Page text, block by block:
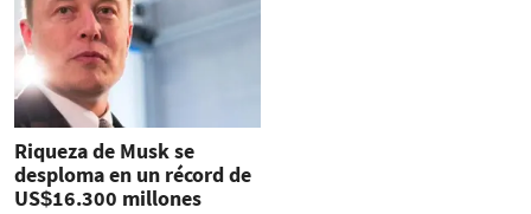
Riqueza de Musk se
desploma en un récord de
US$16.300 millones